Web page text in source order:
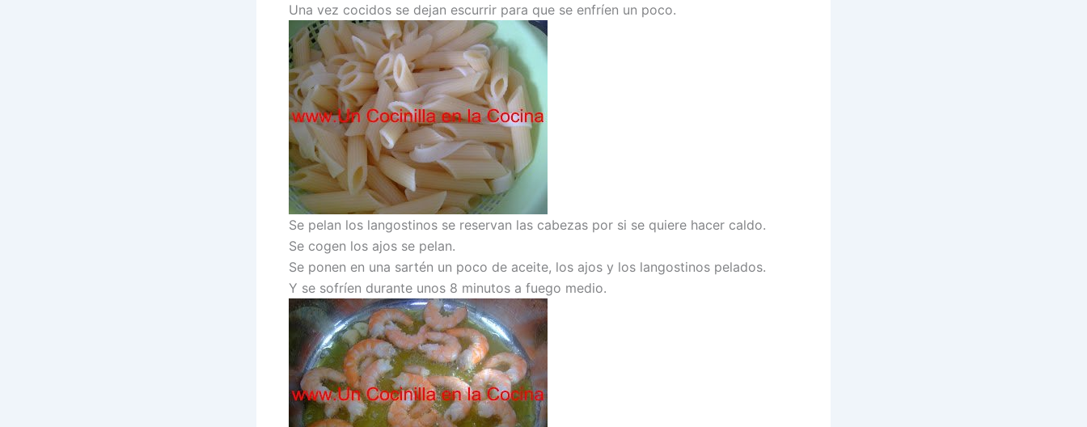
Una vez cocidos se dejan escurrir para que se enfríen un poco.
Se pelan los langostinos se reservan las cabezas por si se quiere hacer caldo.
Se cogen los ajos se pelan.
Se ponen en una sartén un poco de aceite, los ajos y los langostinos pelados.
Y se sofríen durante unos 8 minutos a fuego medio.